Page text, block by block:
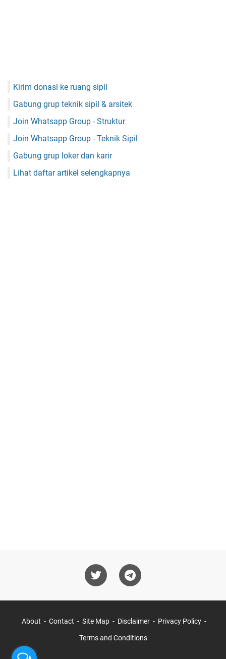
Kirim donasi ke ruang sipil
Gabung grup teknik sipil & arsitek
Join Whatsapp Group - Struktur
Join Whatsapp Group - Teknik Sipil
Gabung grup loker dan karir
Lihat daftar artikel selengkapnya
About Contact Site Map Disclaimer Privacy Policy
Terms and Conditions